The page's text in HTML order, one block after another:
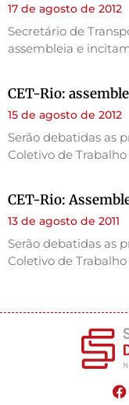
17 de agosto de 2012
Secretário de
assembleia e
CET-Rio:
15 de agosto de 2012
Serão debatidas as
Coletivo de Trabalho
CET-Rio:
13 de agosto de 2011
Serão debatidas as
Coletivo de Trabalho